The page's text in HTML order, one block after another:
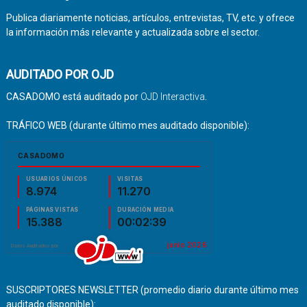
Publica diariamente noticias, artículos, entrevistas, TV, etc. y ofrece
la información más relevante y actualizada sobre el sector.
AUDITADO POR OJD
CASADOMO está auditado por OJD Interactiva
TRÁFICO WEB (durante último mes auditado disponible):
SUSCRIPTORES NEWSLETTER (promedio diario durante último mes
auditado disponible):